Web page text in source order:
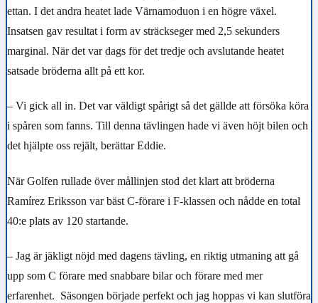
ettan. I det andra heatet lade Värnamoduon i en högre växel.
Insatsen gav resultat i form av sträckseger med 2,5 sekunders
marginal. När det var dags för det tredje och avslutande heatet
satsade bröderna allt på ett kor.
– Vi gick all in. Det var väldigt spårigt så det gällde att försöka köra
i spåren som fanns. Till denna tävlingen hade vi även höjt bilen och
det hjälpte oss rejält, berättar Eddie.
När Golfen rullade över mållinjen stod det klart att bröderna
Ramírez Eriksson var bäst C-förare i F-klassen och nådde en total
40:e plats av 120 startande.
– Jag är jäkligt nöjd med dagens tävling, en riktig utmaning att gå
upp som C förare med snabbare bilar och förare med mer
erfarenhet. Säsongen började perfekt och jag hoppas vi kan slutföra